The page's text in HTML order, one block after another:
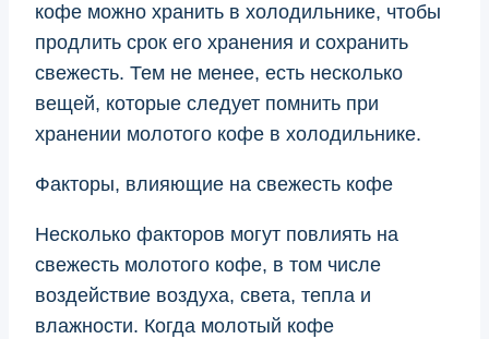
кофе можно хранить в холодильнике, чтобы
продлить срок его хранения и сохранить
свежесть. Тем не менее, есть несколько
вещей, которые следует помнить при
хранении молотого кофе в холодильнике.
Факторы, влияющие на свежесть кофе
Несколько факторов могут повлиять на
свежесть молотого кофе, в том числе
воздействие воздуха, света, тепла и
влажности. Когда молотый кофе